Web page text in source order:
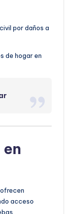
por daños a
de hogar en
acceso